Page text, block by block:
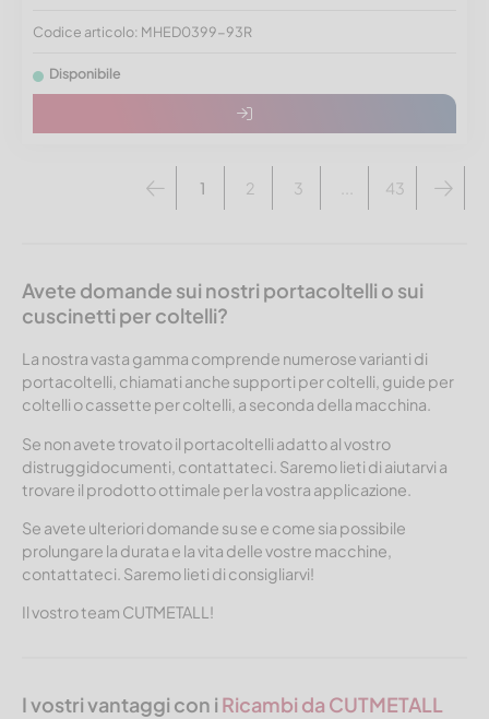
Codice articolo: MHED0399-93R
Disponibile
1 2 3 43
Avete domande sui nostri portacoltelli o sui
cuscinetti per coltelli?
La nostra vasta gamma comprende numerose varianti di
portacoltelli, chiamati anche supporti per coltelli, guide per
coltelli o cassette per coltelli, a seconda della macchina.
Se non avete trovato il portacoltelli adatto al vostro
distruggidocumenti, contattateci. Saremo lieti di aiutarvi a
trovare il prodotto ottimale per la vostra applicazione.
Se avete ulteriori domande su se e come sia possibile
prolungare la durata e la vita delle vostre macchine,
contattateci. Saremo lieti di consigliarvi!
Il vostro team CUTMETALL!
I vostri vantaggi con i Ricambi da CUTMETALL